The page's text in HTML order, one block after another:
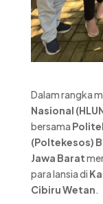
Dalam rangka
Nasional
bersama
(Poltekesos)
Jawa Barat
para lansia di
Cibiru Wetan.